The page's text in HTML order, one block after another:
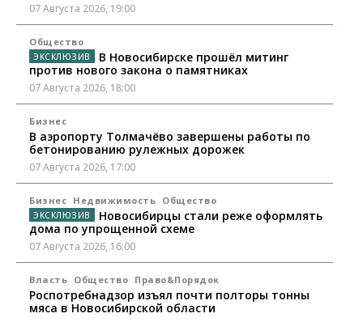
07 Августа 2026, 19:00
Общество
В Новосибирске прошёл митинг
против нового закона о памятниках
07 Августа 2026, 18:00
Бизнес
В аэропорту Толмачёво завершены работы по
бетонированию рулежных дорожек
07 Августа 2026, 17:00
Бизнес Недвижимость Общество
Новосибирцы стали реже оформлять
дома по упрощенной схеме
07 Августа 2026, 16:00
Власть Общество Право&Порядок
Роспотребнадзор изъял почти полторы тонны
мяса в Новосибирской области